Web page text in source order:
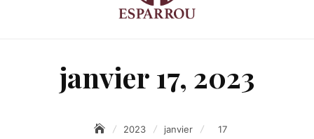
janvier 17, 2023
2023 janvier 17